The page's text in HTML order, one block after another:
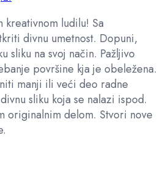
kreativnom ludilu! Sa
divnu umetnost. Dopuni,
sliku na svoj način. Pažljivo
površine kja je obeležena.
manji ili veći deo radne
sliku koja se nalazi ispod.
originalnim delom. Stvori nove